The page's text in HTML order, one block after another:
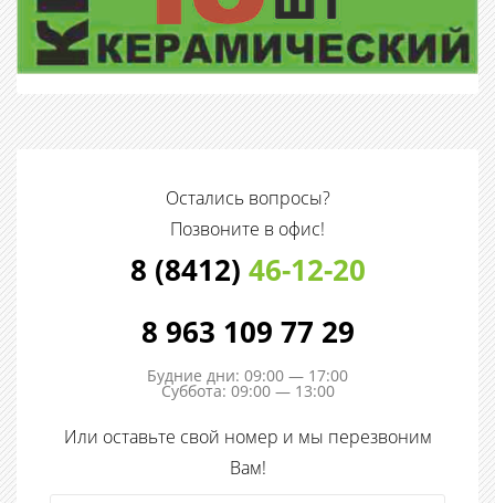
Остались вопросы?
Позвоните в офис!
8 (8412) 46-12-20
8 963 109 77 29
Будние дни: 09:00 — 17:00
Суббота: 09:00 — 13:00
Или оставьте свой номер и мы перезвоним
Вам!